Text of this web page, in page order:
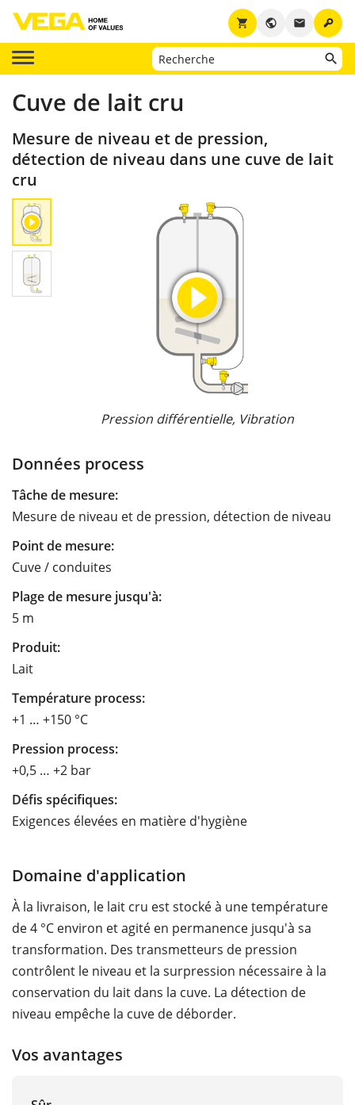
key
email
public
shopping_cart
Cuve de lait cru
Mesure de niveau et de pression,
détection de niveau dans une cuve de lait
cru
Pression différentielle, Vibration
Données process
Tâche de mesure:
Mesure de niveau et de pression, détection de niveau
Point de mesure:
Cuve / conduites
Plage de mesure jusqu'à:
5 m
Produit:
Lait
Température process:
+1 … +150 °C
Pression process:
+0,5 … +2 bar
Défis spécifiques:
Exigences élevées en matière d'hygiène
Domaine d'application
À la livraison, le lait cru est stocké à une température
de 4 °C environ et agité en permanence jusqu'à sa
transformation. Des transmetteurs de pression
contrôlent le niveau et la surpression nécessaire à la
conservation du lait dans la cuve. La détection de
niveau empêche la cuve de déborder.
Vos avantages